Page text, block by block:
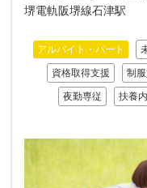
堺電軌阪堺線石津駅
アルバイト・パート
資格取得支援 制
夜勤専従 扶養